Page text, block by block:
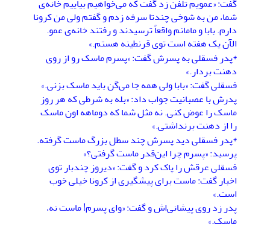
گفت: «عمویم تلفن زد گفت که می‌خواهیم بیاییم خانه‌ی
شما، من به شوخی چندتا سرفه زدم و گفتم ولی من کرونا
دارم. بابا و مامانم واقعاً ترسیدند و رفتند خانه‌ی عمو.
الآن یک هفته است توی قرنطینه هستم.»
*پدر فسقلی به پسرش گفت: «پسرم ماسک رو از روی
دهنت بردار.»
فسقلی گفت: «بابا ولی همه جا می‌گن باید ماسک بزنی.»
پدرش با عصبانیت جواب داد: «بله به شرطی که هر روز
ماسک را عوض کنی. نه مثل شما که دوماهه اون ماسک
را از دهنت برنداشتی.»
*پدر فسقلی دید پسرش چند سطل بزرگ ماست گرفته.
پرسید: «پسرم چرا این‌قدر ماست گرفتی؟»
فسقلی عرقش را پاک کرد و گفت: «دیروز چندبار توی
اخبار گفت: ماست برای پیشگیری از کرونا خیلی خوب
است.»
پدر زد روی پیشانی‌اش و گفت: «وای پسرم! ماست نه،
ماسک.»